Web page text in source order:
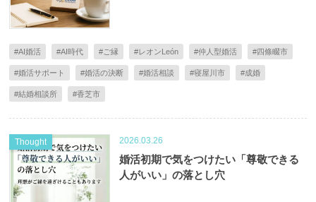
#AI婚活 #AI時代 #ご縁 #レオンLeón #仲人型婚活 #四條畷市
#婚活サポート #婚活の決断 #婚活相談 #寝屋川市 #成婚
#結婚相談所 #香芝市
2026.03.26
Thought
婚活初期で気をつけたい「尊敬できる
人がいい」の落とし穴